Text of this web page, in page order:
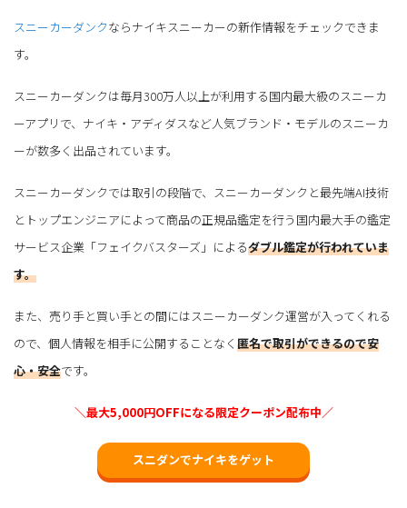
スニーカーダンクならナイキスニーカーの新作情報をチェックできま
す。
スニーカーダンクは毎月300万人以上が利用する国内最大級のスニーカ
ーアプリで、ナイキ・アディダスなど人気ブランド・モデルのスニーカ
ーが数多く出品されています。
スニーカーダンクでは取引の段階で、スニーカーダンクと最先端AI技術
とトップエンジニアによって商品の正規品鑑定を行う国内最大手の鑑定
サービス企業「フェイクバスターズ」によるダブル鑑定が行われていま
す。
また、売り手と買い手との間にはスニーカーダンク運営が入ってくれる
ので、個人情報を相手に公開することなく 匿名で取引ができるので安
心・安全です。
＼最大5,000円OFFになる限定クーポン配布中／
スニダンでナイキをゲット